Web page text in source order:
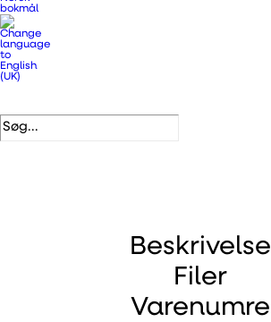
DB nummer
Beskrivelse
Filer
Varenumre